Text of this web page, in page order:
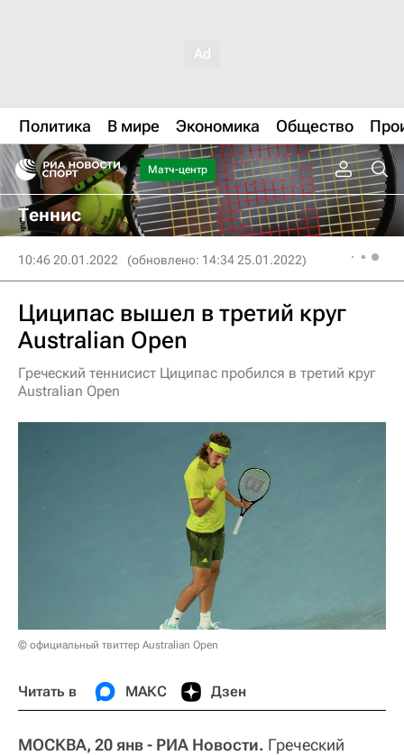
Политика В мире Экономика Общество
Матч-центр
Теннис
10:46 20.01.2022 (обновлено: 14:34 25.01.2022)
Циципас вышел в третий круг
Australian Open
Греческий теннисист Циципас пробился в третий круг
Australian Open
© официальный твиттер Australian Open
Читать в МАКС Дзен
МОСКВА, 20 янв - РИА Новости. Греческий